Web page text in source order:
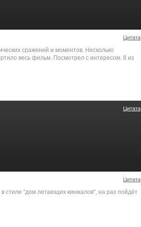
Цитата
сражений и моментов. Несколько
весь фильм. Посмотрел с интересом. 8 из
Цитата
Цитата
стиле "дом летающих кинжалов", на раз пойдёт